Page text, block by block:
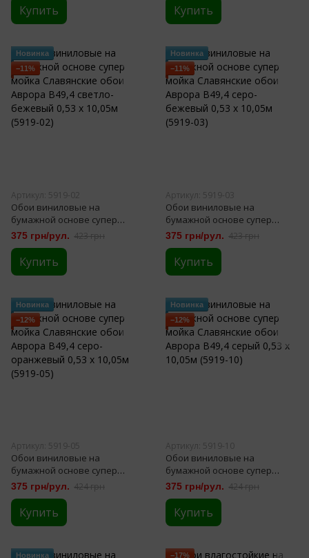
Купить
0,53 х 10,05м (5919-01)
Купить
Новинка
−11%
Артикул: 5919-02
Обои виниловые на
бумажной основе супер
мойка Славянские обои
Аврора В49,4 светло-
бежевый 0,53 х 10,05м (5919-
02)
375 грн/рул. 423 грн
Купить
Новинка
−11%
Артикул: 5919-03
Обои виниловые на
бумажной основе супер
мойка Славянские обои
Аврора В49,4 серо-бежевый
0,53 х 10,05м (5919-03)
375 грн/рул. 423 грн
Купить
Новинка
−12%
Артикул: 5919-05
Обои виниловые на
бумажной основе супер
мойка Славянские обои
Аврора В49,4 серо-
оранжевый 0,53 х 10,05м
(5919-05)
375 грн/рул. 424 грн
Купить
Новинка
−12%
Артикул: 5919-10
Обои виниловые на
бумажной основе супер
мойка Славянские обои
Аврора В49,4 серый 0,53 х
10,05м (5919-10)
375 грн/рул. 424 грн
Купить
Новинка
−17%